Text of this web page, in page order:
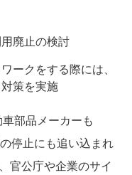
廃止の検討
ークをする際には、
策を実施
部品メーカーも
停止にも追い込まれ
官公庁や企業のサイ